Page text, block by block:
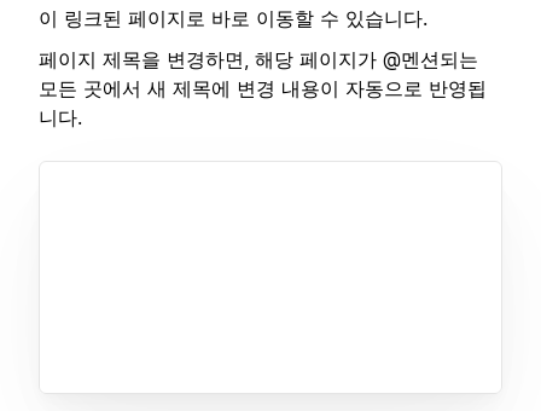
이 링크된 페이지로 바로 이동할 수 있습니다.
페이지 제목을 변경하면, 해당 페이지가 @멘션되는
모든 곳에서 새 제목에 변경 내용이 자동으로 반영됩
니다.